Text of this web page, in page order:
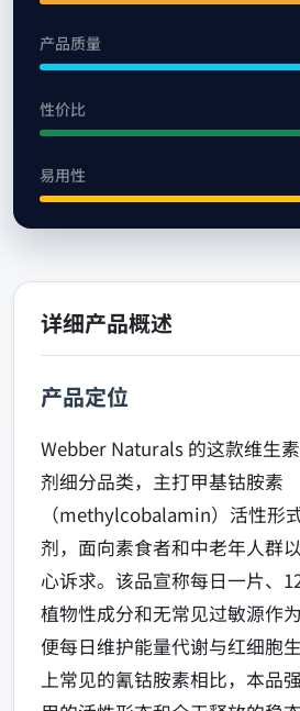
产品质量
性价比
易用性
详细产品概述
产品定位
Webber Naturals 的这款维生
剂细分品类，主打甲基钴胺素
（methylcobalamin）活性形
剂，面向素食者和中老年人群
心诉求。该品宣称每日一片、
植物性成分和无常见过敏源作
便每日维护能量代谢与红细胞
上常见的氰钴胺素相比，本品